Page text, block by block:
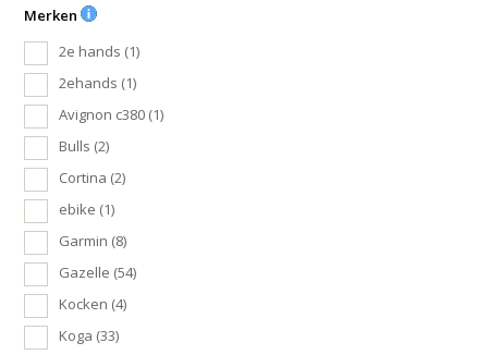
Merken
2e hands (1)
2ehands (1)
Avignon c380 (1)
Bulls (2)
Cortina (2)
ebike (1)
Garmin (8)
Gazelle (54)
Kocken (4)
Koga (33)